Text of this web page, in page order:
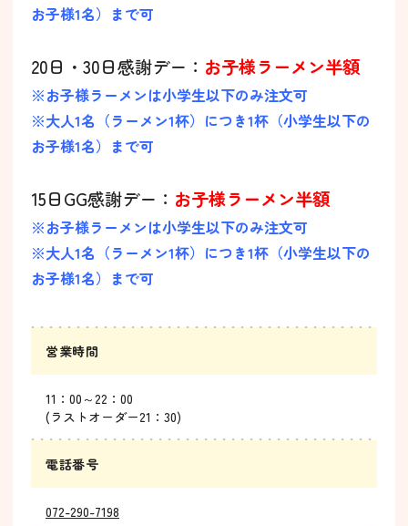
お子様1名）まで可
20日・30日感謝デー： お子様ラーメン半額
※お子様ラーメンは小学生以下のみ注文可
※大人1名（ラーメン1杯）につき1杯（小学生以下の
お子様1名）まで可
15日GG感謝デー： お子様ラーメン半額
※お子様ラーメンは小学生以下のみ注文可
※大人1名（ラーメン1杯）につき1杯（小学生以下の
お子様1名）まで可
営業時間
11：00～22：00
(ラストオーダー21：30)
電話番号
072-290-7198